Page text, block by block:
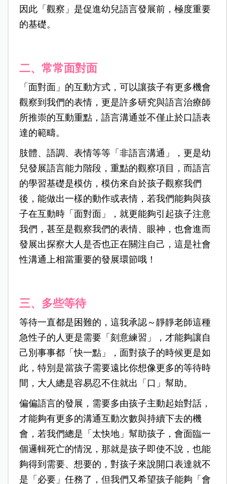
因此「觀察」是促進幼兒語言發展前，極度重要
的基礎。
二、常常面對面
「面對面」的互動方式，可以讓孩子有更多機會
觀察到我們的表情，更是許多研究與語言治療師
所推崇的互動重點，語言溝通並不僅止於口語表
達的範疇。
肢體、語調、表情等等「非語言溝通」，更是幼
兒發展語言能力階段，重點的觀察項目，而語言
的學習基礎是模仿，模仿來自於孩子觀察我們
後，能做出一樣的動作或表情，若我們能夠與孩
子在互動時「面對面」，就更能夠引起孩子注意
我們，甚至是觀察我們的表情、眼神，也會進而
發展出探察大人是否也正在關注自己，這是社會
性溝通上相當重要的發展環節哦！
三、多些等待
等待一直都是困難的，這我承認～靜靜老師這種
急性子的人更是需要「刻意練習」，才能夠讓自
己別事事都「快一點」，面對孩子的時候更是如
此，特別是當孩子需要遠比你想像更多的等待時
間，大人總是容易忍不住就出「口」幫助。
偏偏語言的發展，需要多由孩子主動起始對話，
才能夠有更多的溝通互動次數與持續下去的機
會，若我們總是「太快地」幫助孩子，會面臨一
個邏輯死亡的情況，那就是孩子即使不說，也能
夠得到需要、想要的，對孩子來說開口表達就不
是「必要」任務了，但我們又希望孩子能夠「會